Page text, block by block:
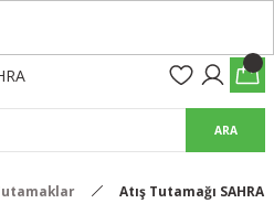
ARA
Atış Tutamağı SAHRA